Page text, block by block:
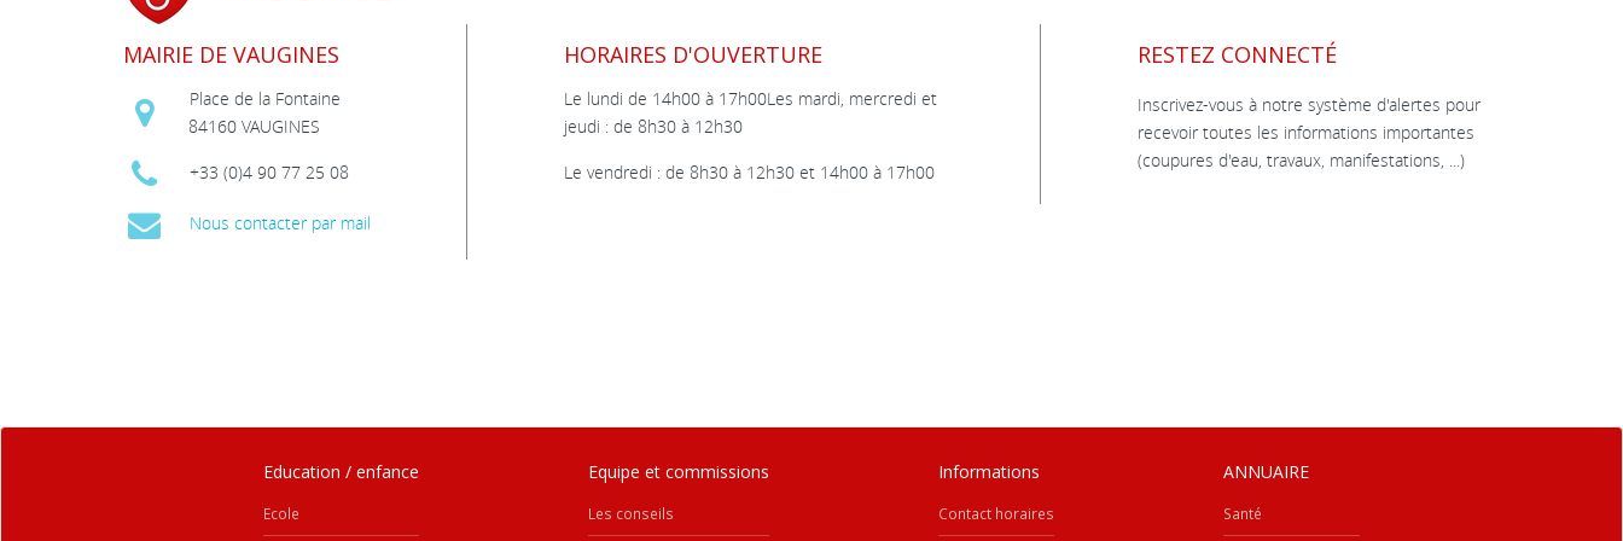
MAIRIE DE VAUGINES
Place de la Fontaine
84160 VAUGINES
+33 (0)4 90 77 25 08
Nous contacter par mail
HORAIRES D'OUVERTURE
Le lundi de 14h00 à 17h00Les mardi, mercredi et
jeudi : de 8h30 à 12h30
Le vendredi : de 8h30 à 12h30 et 14h00 à 17h00
RESTEZ CONNECTÉ
Inscrivez-vous à notre système d'alertes pour
recevoir toutes les informations importantes
(coupures d'eau, travaux, manifestations, ...)
Education / enfance
Ecole
Equipe et commissions
Les conseils
Informations
Contact horaires
ANNUAIRE
Santé